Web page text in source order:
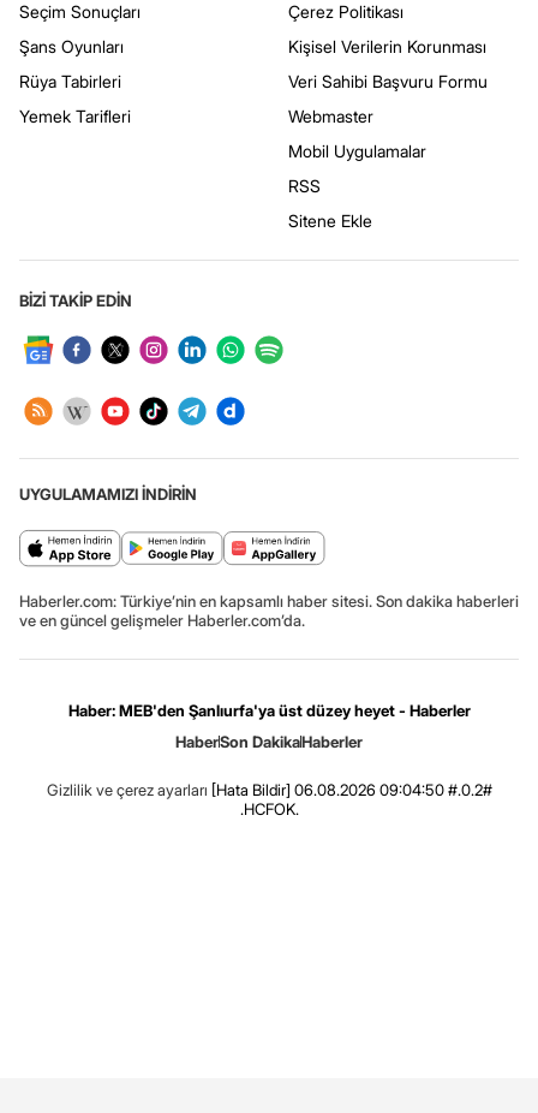
Seçim Sonuçları
Şans Oyunları
Rüya Tabirleri
Yemek Tarifleri
Çerez Politikası
Kişisel Verilerin Korunması
Veri Sahibi Başvuru Formu
Webmaster
Mobil Uygulamalar
RSS
Sitene Ekle
BİZİ TAKİP EDİN
UYGULAMAMIZI İNDİRİN
Haberler.com: Türkiye’nin en kapsamlı haber sitesi. Son dakika haberleri
ve en güncel gelişmeler Haberler.com’da.
Haber: MEB'den Şanlıurfa'ya üst düzey heyet - Haberler
HaberSon DakikaHaberler
Gizlilik ve çerez ayarları [Hata Bildir] 06.08.2026 09:04:50 #.0.2#
.HCFOK.